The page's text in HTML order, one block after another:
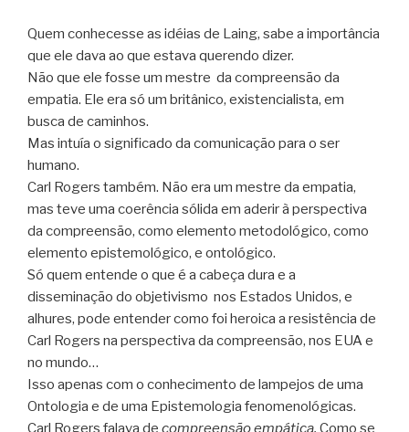
Quem conhecesse as idéias de Laing, sabe a importância
que ele dava ao que estava querendo dizer.
Não que ele fosse um mestre da compreensão da
empatia. Ele era só um britânico, existencialista, em
busca de caminhos.
Mas intuía o significado da comunicação para o ser
humano.
Carl Rogers também. Não era um mestre da empatia,
mas teve uma coerência sólida em aderir à perspectiva
da compreensão, como elemento metodológico, como
elemento epistemológico, e ontológico.
Só quem entende o que é a cabeça dura e a
disseminação do objetivismo nos Estados Unidos, e
alhures, pode entender como foi heroica a resistência de
Carl Rogers na perspectiva da compreensão, nos EUA e
no mundo…
Isso apenas com o conhecimento de lampejos de uma
Ontologia e de uma Epistemologia fenomenológicas.
Carl Rogers falava de compreensão empática. Como se